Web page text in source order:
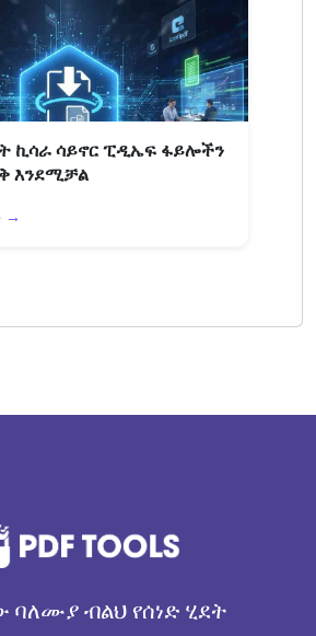
ኪሳራ ሳይኖር ፒዲኤፍ ፋይሎችን
እንደሚቻል
→
ባለሙያ ብልህ የሰነድ ሂደት